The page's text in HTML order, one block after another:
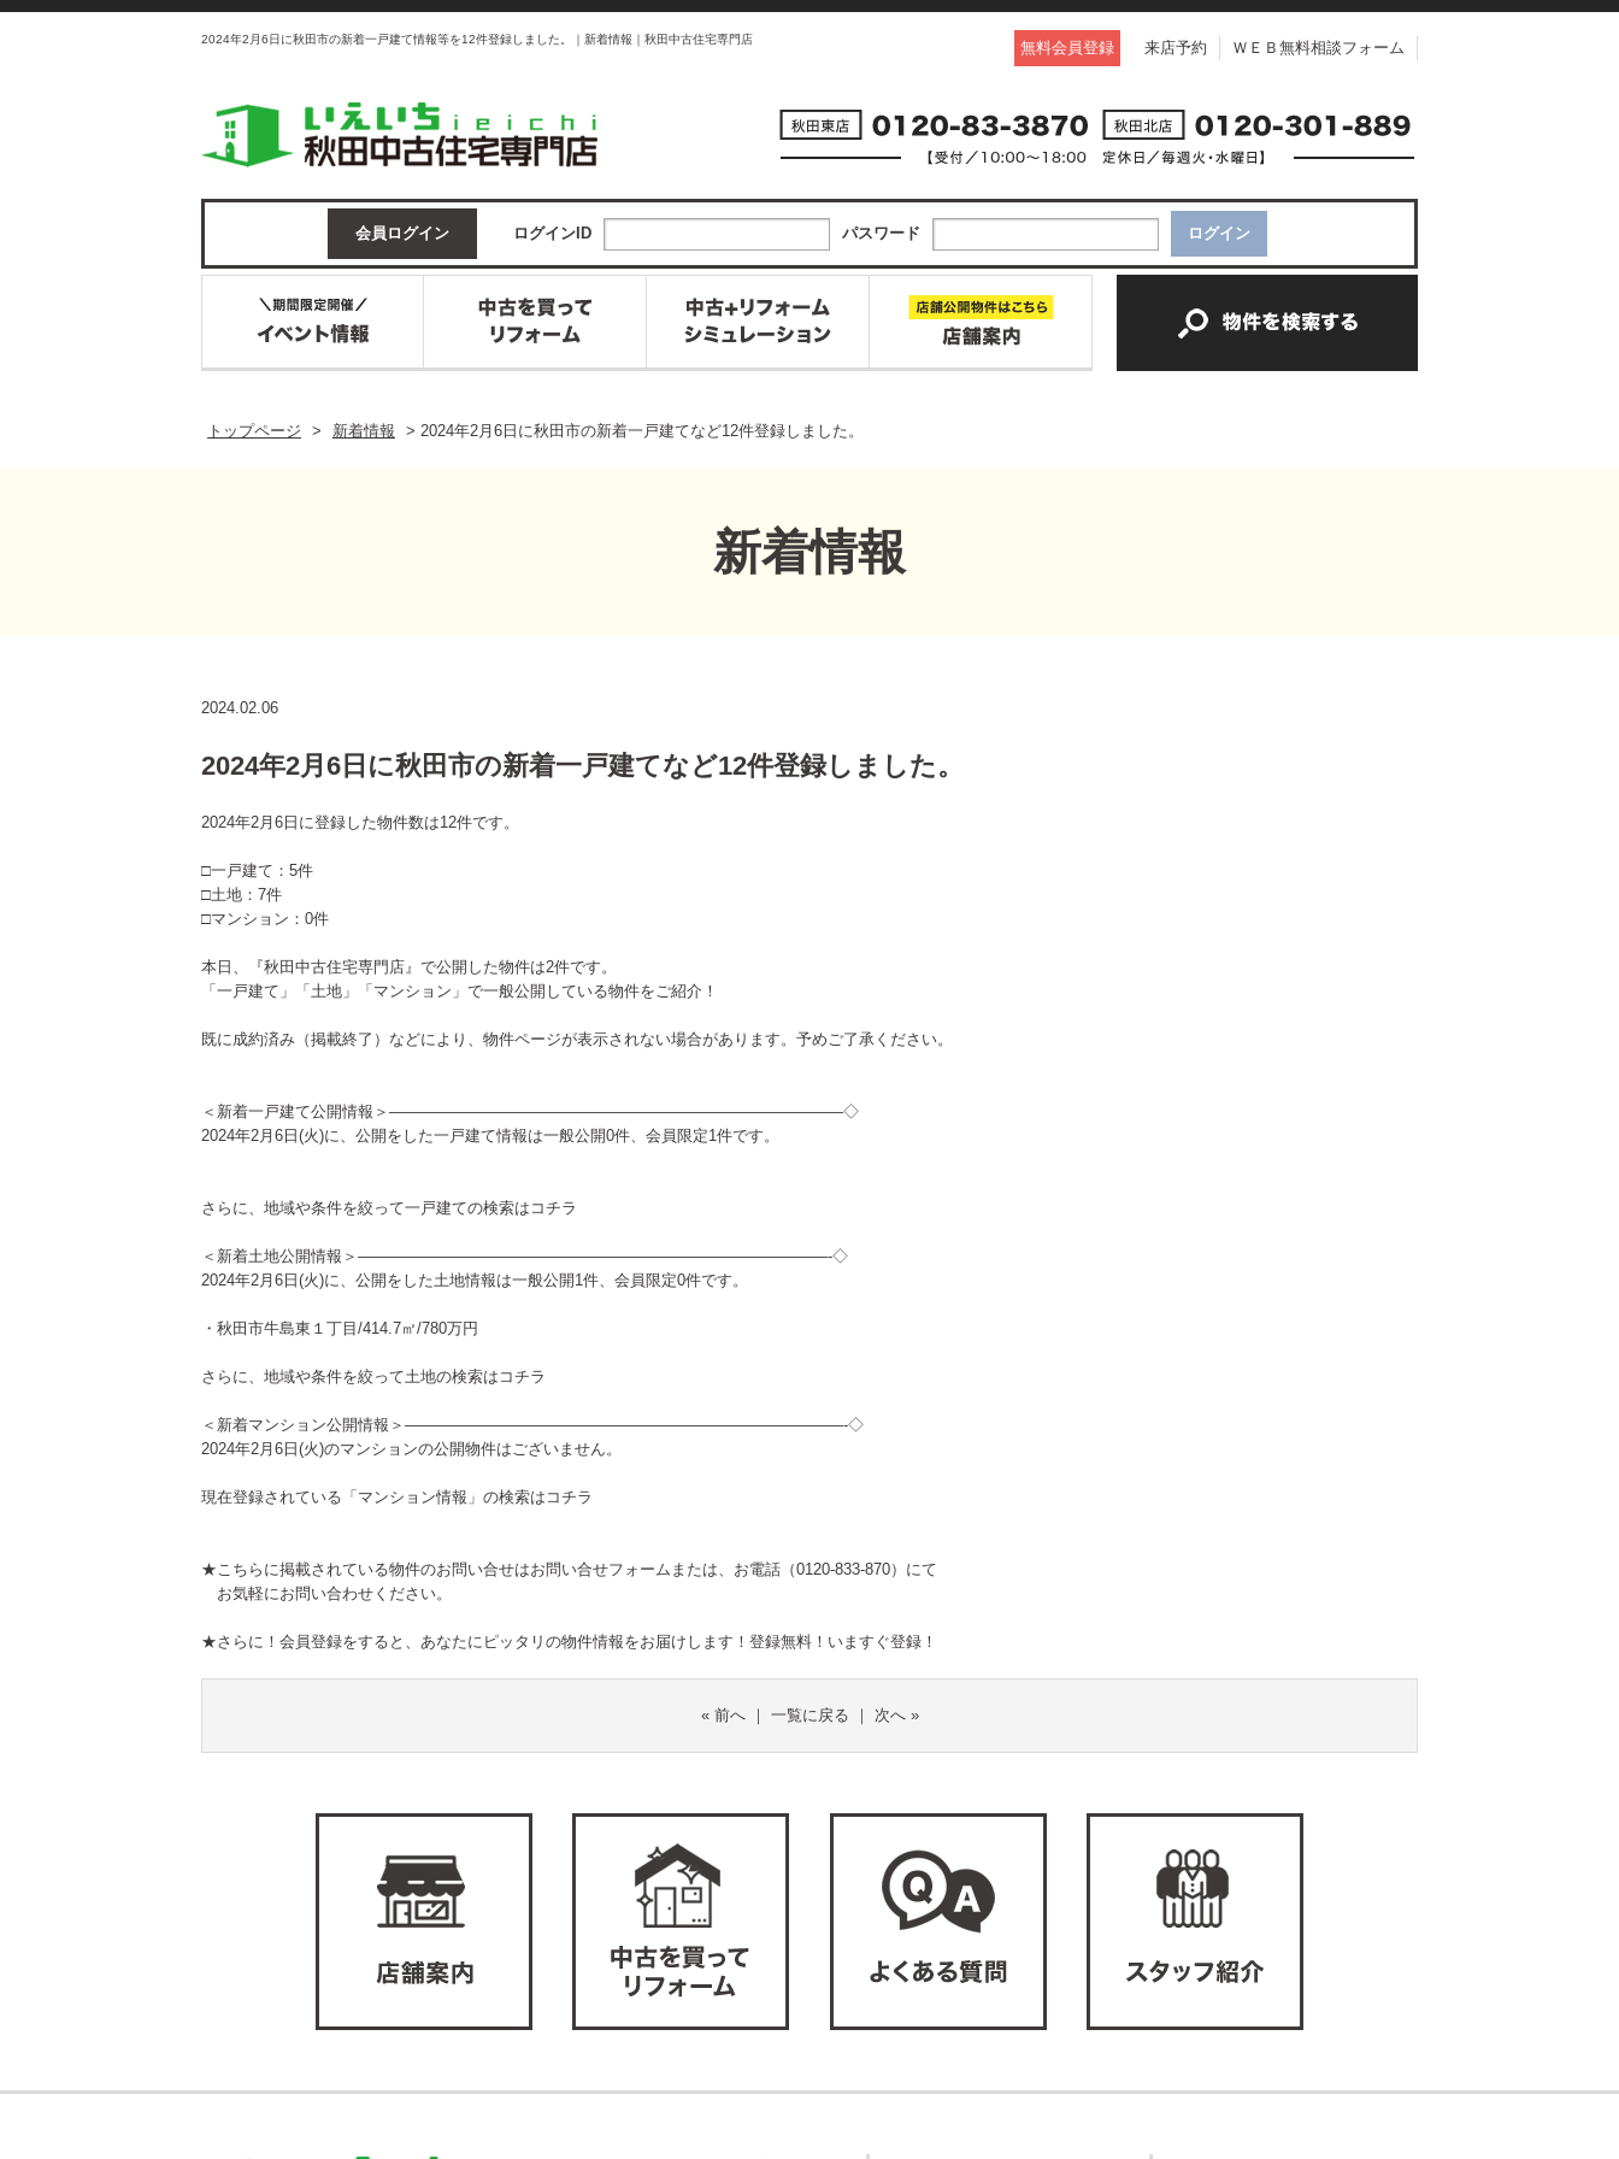
2024年2月6日に秋田市の新着一戸建て情報等を12件登録しました。｜新着情報｜秋田中古住宅専門店 無料会員登録 来店予約 ＷＥＢ無料相談フォーム
会員ログイン ログインID パスワード
トップページ
> 新着情報 > 2024年2月6日に秋田市の新着一戸建てなど12件登録しました。
新着情報
2024.02.06
2024年2月6日に秋田市の新着一戸建てなど12件登録しました。
2024年2月6日に登録した物件数は12件です。
□一戸建て：5件
□土地：7件
□マンション：0件
本日、『秋田中古住宅専門店』で公開した物件は2件です。
「一戸建て」「土地」「マンション」で一般公開している物件をご紹介！
既に成約済み（掲載終了）などにより、物件ページが表示されない場合があります。予めご了承ください。
＜新着一戸建て公開情報＞—————————————————————————————◇
2024年2月6日(火)に、公開をした一戸建て情報は一般公開0件、会員限定1件です。
さらに、地域や条件を絞って一戸建ての検索は コチラ
＜新着土地公開情報＞——————————————————————————————-◇
2024年2月6日(火)に、公開をした土地情報は一般公開1件、会員限定0件です。
・秋田市牛島東１丁目/414.7㎡/780万円
さらに、地域や条件を絞って土地の検索は コチラ
＜新着マンション公開情報＞————————————————————————————-◇
2024年2月6日(火)のマンションの公開物件はございません。
現在登録されている「マンション情報」の検索は コチラ
★こちらに掲載されている物件のお問い合せはお問い合せフォーム または、お電話（0120-833-870）にて
お気軽にお問い合わせください。
★さらに！会員登録をすると、あなたにピッタリの物件情報をお届けします！登録無料！ いますぐ登録！
« 前へ｜ 一覧に戻る ｜ 次へ»